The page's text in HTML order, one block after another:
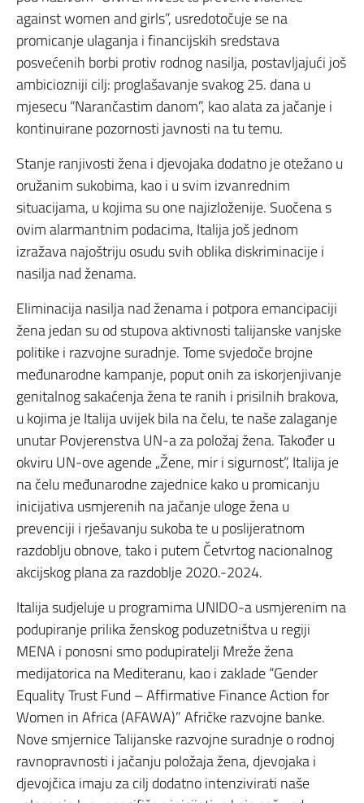
against women and girls”, usredotočuje se na
promicanje ulaganja i financijskih sredstava
posvećenih borbi protiv rodnog nasilja, postavljajući još
ambiciozniji cilj: proglašavanje svakog 25. dana u
mjesecu “Narančastim danom”, kao alata za jačanje i
kontinuirane pozornosti javnosti na tu temu.
Stanje ranjivosti žena i djevojaka dodatno je otežano u
oružanim sukobima, kao i u svim izvanrednim
situacijama, u kojima su one najizloženije. Suočena s
ovim alarmantnim podacima, Italija još jednom
izražava najoštriju osudu svih oblika diskriminacije i
nasilja nad ženama.
Eliminacija nasilja nad ženama i potpora emancipaciji
žena jedan su od stupova aktivnosti talijanske vanjske
politike i razvojne suradnje. Tome svjedoče brojne
međunarodne kampanje, poput onih za iskorjenjivanje
genitalnog sakaćenja žena te ranih i prisilnih brakova,
u kojima je Italija uvijek bila na čelu, te naše zalaganje
unutar Povjerenstva UN-a za položaj žena. Također u
okviru UN-ove agende „Žene, mir i sigurnost“, Italija je
na čelu međunarodne zajednice kako u promicanju
inicijativa usmjerenih na jačanje uloge žena u
prevenciji i rješavanju sukoba te u poslijeratnom
razdoblju obnove, tako i putem Četvrtog nacionalnog
akcijskog plana za razdoblje 2020.-2024.
Italija sudjeluje u programima UNIDO-a usmjerenim na
podupiranje prilika ženskog poduzetništva u regiji
MENA i ponosni smo podupiratelji Mreže žena
medijatorica na Mediteranu, kao i zaklade “Gender
Equality Trust Fund – Affirmative Finance Action for
Women in Africa (AFAWA)” Afričke razvojne banke.
Nove smjernice Talijanske razvojne suradnje o rodnoj
ravnopravnosti i jačanju položaja žena, djevojaka i
djevojčica imaju za cilj dodatno intenzivirati naše